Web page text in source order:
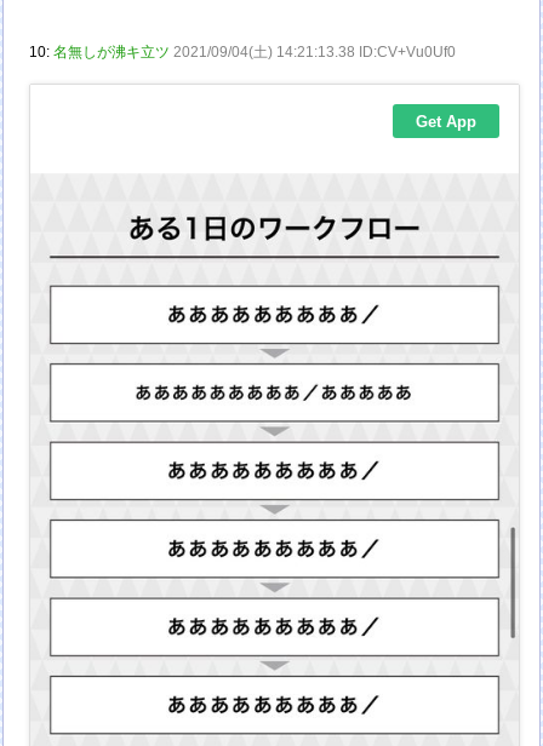
10:名無しが沸キ立ツ 2021/09/04(土) 14:21:13.38 ID:CV+Vu0Uf0